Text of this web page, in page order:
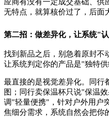
无特点，就算核价过了，后面
第二招：做差异化，让系统"
找到新品之后，别急着原封不
让系统判定你的产品是"独特供
最直接的是视觉差异化。同行
图；同行卖保温杯只说"保温
调"轻量便携"，针对户外用户
焦细分需求，系统自然会把你